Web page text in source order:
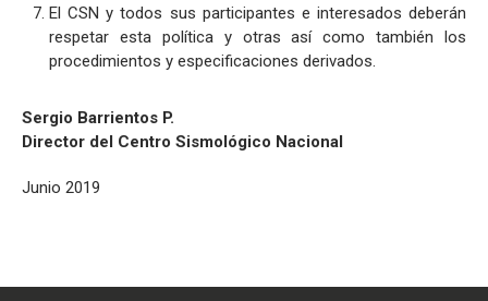
El CSN y todos sus participantes e interesados deberán
respetar esta política y otras así como también los
procedimientos y especificaciones derivados.
Sergio Barrientos P.
Director del Centro Sismológico Nacional
Junio 2019